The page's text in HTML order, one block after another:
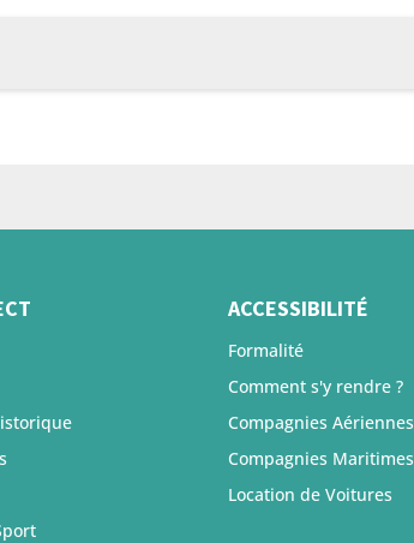
ACCESSIBILITÉ
Formalité
Comment s'y rendre ?
Compagnies Aériennes
Compagnies Maritimes
Location de Voitures